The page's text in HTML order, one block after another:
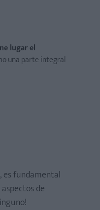
lugar el
una parte integral
es fundamental
de